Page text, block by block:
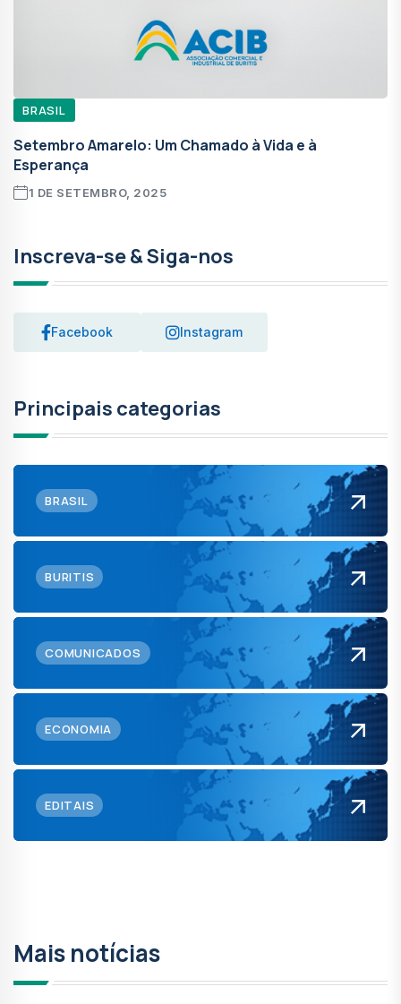
BRASIL
Setembro Amarelo: Um Chamado à Vida e à
Esperança
1 DE SETEMBRO, 2025
Inscreva-se & Siga-nos
Facebook Instagram
Principais categorias
BRASIL
BURITIS
COMUNICADOS
ECONOMIA
EDITAIS
Mais notícias